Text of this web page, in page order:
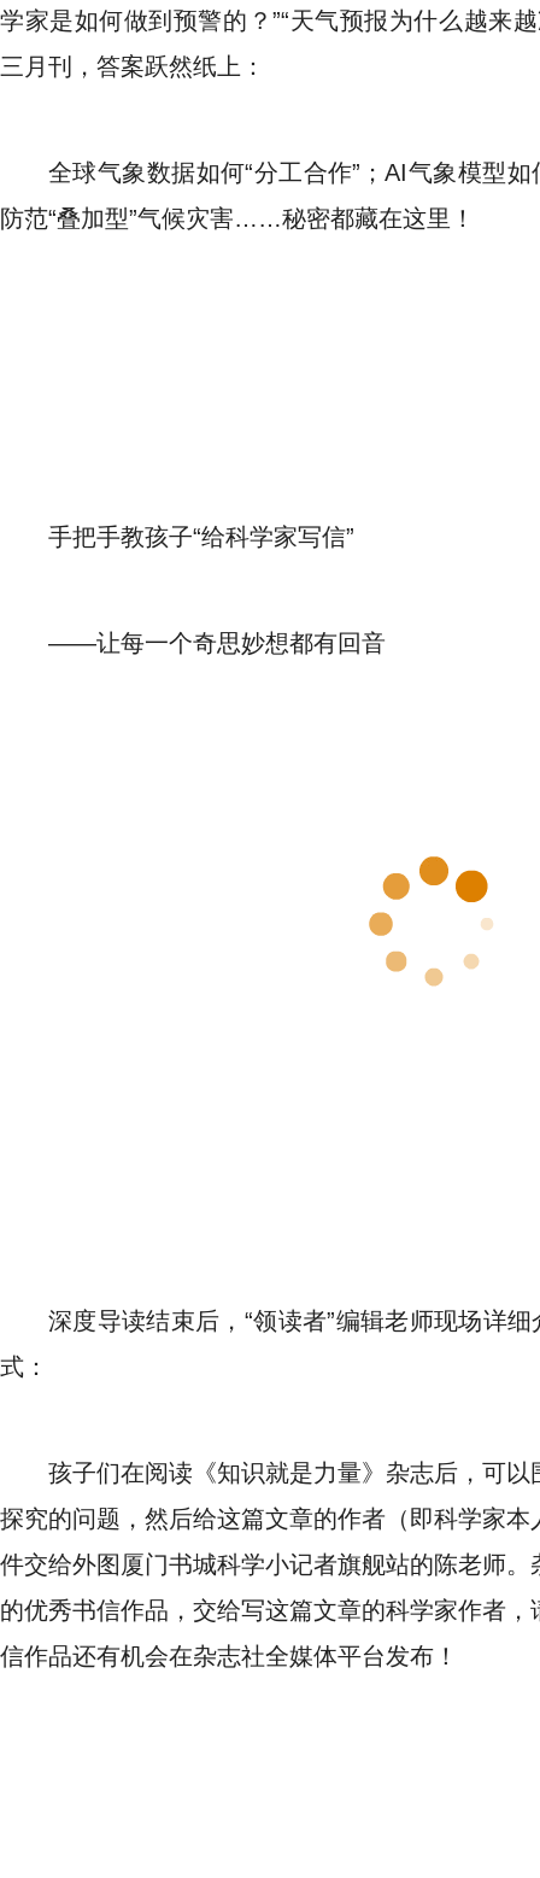
学家是如何做到预警的？”“天气预报为什么越来
三月刊，答案跃然纸上：
全球气象数据如何“分工合作”；AI气象模型
防范“叠加型”气候灾害……秘密都藏在这里！
手把手教孩子“给科学家写信”
——让每一个奇思妙想都有回音
深度导读结束后，“领读者”编辑老师现场详
式：
孩子们在阅读《知识就是力量》杂志后，可
探究的问题，然后给这篇文章的作者（即科学家
件交给外图厦门书城科学小记者旗舰站的陈老师
的优秀书信作品，交给写这篇文章的科学家作者
信作品还有机会在杂志社全媒体平台发布！